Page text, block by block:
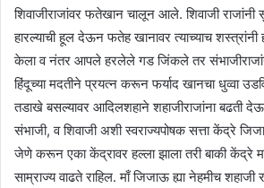
शिवाजीराजांवर फतेखान चालून आले. शिवाजी
हारल्याची हूल देऊन फतेह खानावर त्याच्याच शस्त्रांनी
केला व नंतर आपले हरलेले गड जिंकले तर
हिंदूच्या मदतीने प्रयत्न करून फर्याद खानचा धुव्वा
तडाखे बसल्यावर आदिलशहाने शहाजीराजांना बढती
संभाजी, व शिवाजी अशी स्वराज्यपोषक सत्ता केंद्रे
जेणे करून एका केंद्रावर हल्ला झाला तरी बाकी केंद्रे
साम्राज्य वाढते राहिल. माँ जिजाऊ ह्या नेहमीच शहाजी